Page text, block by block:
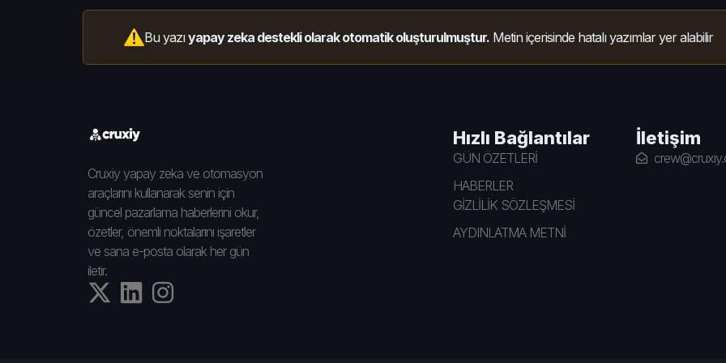
Bu yazıyapay zeka destekli olarak otomatik oluşturulmuştur. Metin içerisinde hatalı yazımlar yer alabilir
Cruxiy yapay zeka ve otomasyon
araçlarını kullanarak senin için
güncel pazarlama haberlerini okur,
özetler, önemli noktalarını işaretler
ve sana e-posta olarak her gün
iletir.
Hızlı Bağlantılar
GÜN ÖZETLERİ
HABERLER
GİZLİLİK SÖZLEŞMESİ
AYDINLATMA METNİ
İletişim